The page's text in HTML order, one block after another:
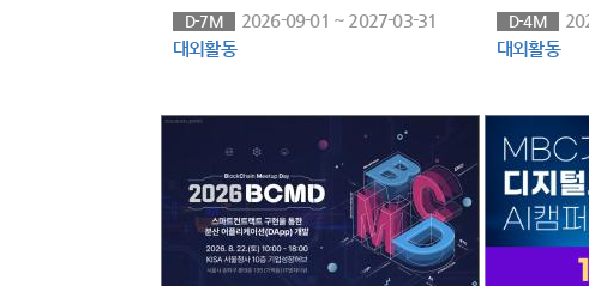
D-7M
2026-09-01 ~ 2027-03-31
대외활동
D-4M
대외활동